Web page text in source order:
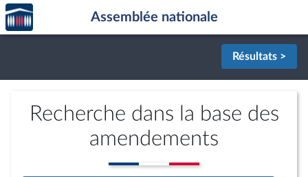
Aller au contenu
Aller en bas de la page
Accèder
à la
page
Assemblée nationale
Résultats >
Recherche dans la base des
amendements